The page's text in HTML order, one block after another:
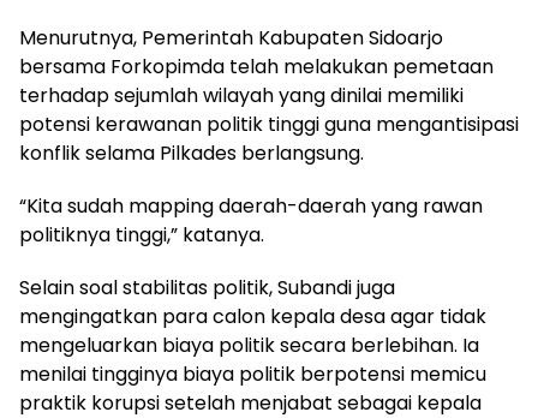
Menurutnya, Pemerintah Kabupaten Sidoarjo
bersama Forkopimda telah melakukan pemetaan
terhadap sejumlah wilayah yang dinilai memiliki
potensi kerawanan politik tinggi guna mengantisipasi
konflik selama Pilkades berlangsung.
“Kita sudah mapping daerah-daerah yang rawan
politiknya tinggi,” katanya.
Selain soal stabilitas politik, Subandi juga
mengingatkan para calon kepala desa agar tidak
mengeluarkan biaya politik secara berlebihan. Ia
menilai tingginya biaya politik berpotensi memicu
praktik korupsi setelah menjabat sebagai kepala